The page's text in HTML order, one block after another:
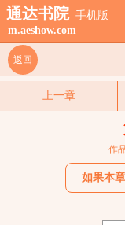
通达书院 手机版
m.aeshow.com
返回
上一章
作
如果本